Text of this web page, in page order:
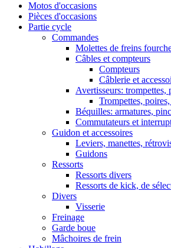
Motos d'occasions
Pièces d'occasions
Partie cycle
Commandes
Molettes de freins
Câbles et compteurs
Compteurs
Câblerie et
Avertisseurs: trompettes,
Trompettes,
Béquilles: armatures,
Commutateurs et
Guidon et accessoires
Leviers, manettes,
Guidons
Ressorts
Ressorts divers
Ressorts de kick, de
Divers
Visserie
Freinage
Garde boue
Mâchoires de frein